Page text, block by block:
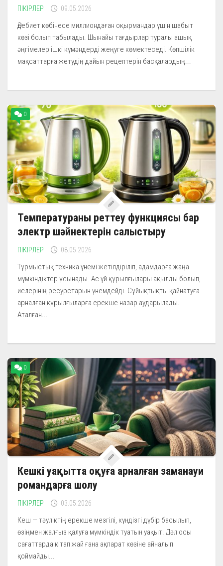
ПІКІРЛЕР 09.05.2026
Әдебиет көбінесе миллиондаған оқырмандар үшін шабыт
көзі болып табылады. Шынайы тағдырлар туралы ашық
әңгімелер ішкі күмәндерді жеңуге көмектеседі. Көпшілік
мақсаттарға жетудің дайын рецептерін басқалардың...
0
Температураны реттеу функциясы бар
электр шәйнектерін салыстыру
ПІКІРЛЕР 08.05.2026
Тұрмыстық техника үнемі жетілдіріліп, адамдарға жаңа
мүмкіндіктер ұсынады. Ас үй құрылғылары ақылды болып,
иелерінің ресурстарын үнемдейді. Сұйықтықты қайнатуға
арналған құрылғыларға ерекше назар аударылады.
Аталған...
0
Кешкі уақытта оқуға арналған заманауи
романдарға шолу
ПІКІРЛЕР 03.05.2026
Кеш — тәуліктің ерекше мезгілі, күндізгі дүбір басылып,
өзіңмен жалғыз қалуға мүмкіндік туатын уақыт. Дәл осы
сағаттарда кітап жай ғана ақпарат көзіне айналып
қоймайды...